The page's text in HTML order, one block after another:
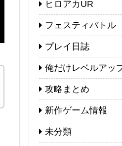
ヒロアカUR
フェスティバトル
プレイ日誌
俺だけレベルア
攻略まとめ
新作ゲーム情報
未分類